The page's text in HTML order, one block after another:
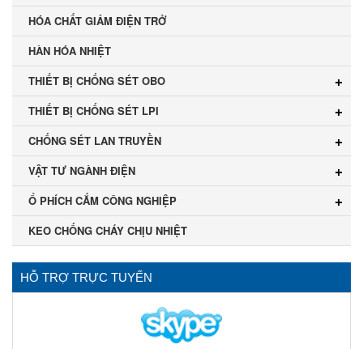
HÓA CHẤT GIẢM ĐIỆN TRỞ
HÀN HÓA NHIỆT
THIẾT BỊ CHỐNG SÉT OBO
THIẾT BỊ CHỐNG SÉT LPI
CHỐNG SÉT LAN TRUYỀN
VẬT TƯ NGÀNH ĐIỆN
Ổ PHÍCH CẮM CÔNG NGHIỆP
KEO CHỐNG CHÁY CHỊU NHIỆT
HỖ TRỢ TRỰC TUYẾN